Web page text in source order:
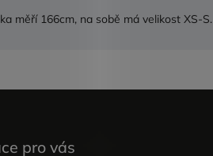
měří 166cm, na sobě má velikost XS-S.
pro vás